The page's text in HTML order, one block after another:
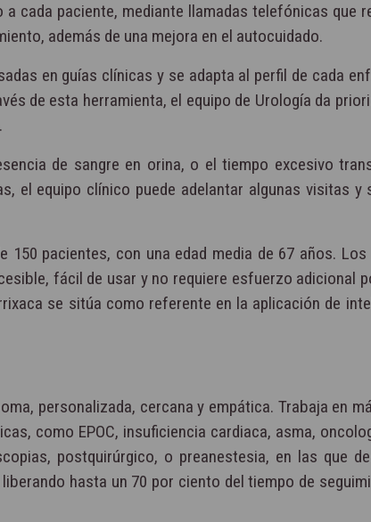
cada paciente, mediante llamadas telefónicas que
además de una mejora en el autocuidado.
en guías clínicas y se adapta al perfil de cada
de esta herramienta, el equipo de Urología da
de sangre en orina, o el tiempo excesivo
el equipo clínico puede adelantar algunas visitas y
pacientes, con una edad media de 67 años.
fácil de usar y no requiere esfuerzo adicional
se sitúa como referente en la aplicación de
personalizada, cercana y empática. Trabaja en
como EPOC, insuficiencia cardiaca, asma,
postquirúrgico, o preanestesia, en las que
hasta un 70 por ciento del tiempo de